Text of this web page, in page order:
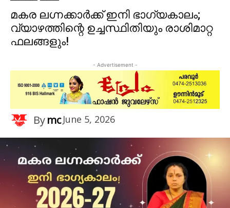
മകര ലഗ്നക്കാർക്ക് ഇനി ഭാഗ്യകാലം;
വ്യാഴത്തിന്റെ ഉച്ചസ്ഥിതിയും രാശിമാറ്റ
ഫലങ്ങളും!
- Advertisement -
Bymc June 5, 2026